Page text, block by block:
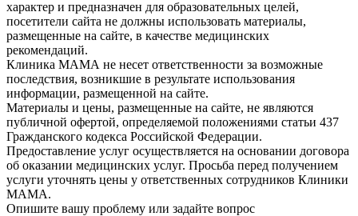
характер и предназначен для образовательных целей,
посетители сайта не должны использовать материалы,
размещенные на сайте, в качестве медицинских
рекомендаций.
Клиника МАМА не несет ответственности за возможные
последствия, возникшие в результате использования
информации, размещенной на сайте.
Материалы и цены, размещенные на сайте, не являются
публичной офертой, определяемой положениями статьи 437
Гражданского кодекса Российской Федерации.
Предоставление услуг осуществляется на основании договора
об оказании медицинских услуг. Просьба перед получением
услуги уточнять цены у ответственных сотрудников Клиники
МАМА.
Опишите вашу проблему или задайте вопрос